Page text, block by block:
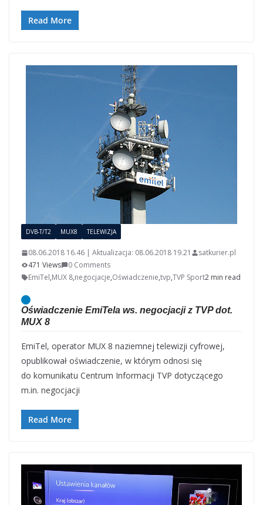
Read More
DVB-T/T2 MUX8 TELEWIZJA
08.06.2018 16.46 | Aktualizacja: 08.06.2018 19.21
satkurier.pl
471 Views
0 Comments
EmiTel,MUX 8,negocjacje,Oświadczenie,tvp,TVP Sport2 min read
Oświadczenie EmiTela ws. negocjacji z TVP dot.
MUX 8
EmiTel, operator MUX 8 naziemnej telewizji cyfrowej,
opublikował oświadczenie, w którym odnosi się
do komunikatu Centrum Informacji TVP dotyczącego
m.in. negocjacji
Read More